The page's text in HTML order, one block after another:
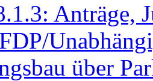
Anträge,
über